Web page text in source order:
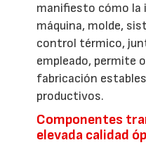
manifiesto cómo
máquina, molde,
control térmico,
empleado, permite
fabricación
productivos.
Componentes
elevada calidad